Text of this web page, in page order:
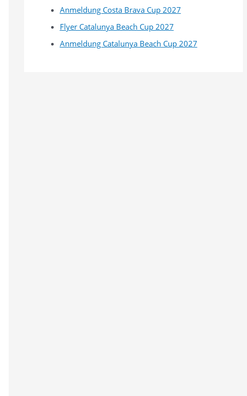
e
e
i
Anmeldung Costa Brava Cup 2027
Flyer Catalunya Beach Cup 2027
Anmeldung Catalunya Beach Cup 2027